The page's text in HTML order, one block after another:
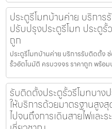
ประตูรีโมทบ้านค่าย บริกา
ปรับปรุงประตูรีโมท ประตู
ถูก
ประตูรีโมทบ้านค่าย บริการรับติดตั้ง
รั้วอัตโนมัติ ครบวงจร ราคาถูก พร้อ
รับติดตั้งประตูรั้วรีโมทบาง
ให้บริการด้วยมาตรฐานสู
ไปจนถึงการเดินสายไฟแล